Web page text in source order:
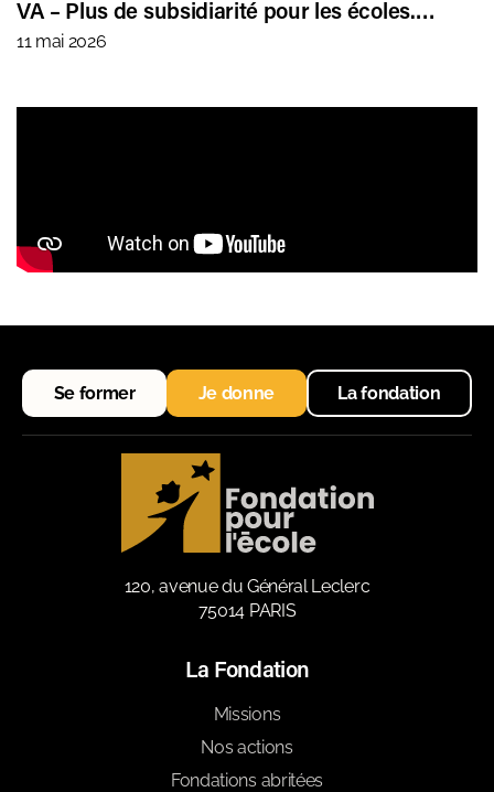
VA – Plus de subsidiarité pour les écoles.…
11 mai 2026
Se former Je donne La fondation
120, avenue du Général Leclerc
75014 PARIS
La Fondation
Missions
Nos actions
Fondations abritées